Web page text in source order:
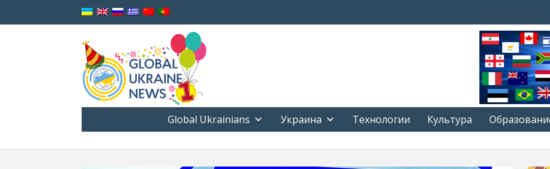
Global Ukrainians Украина Технологии Культура